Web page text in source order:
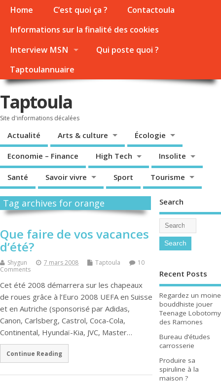
Home C’est quoi ça ?
Contactoula
Informations sur la finalité des cookies
Interview MSN
Qui poste quoi ?
Taptoulannuaire
Taptoula
Site d'informations décalées
Actualité Arts & culture Écologie
Economie – Finance High Tech Insolite
Santé Savoir vivre Sport Tourisme
Tag archives for orange
Que faire de vos vacances
d’été?
Shygun 7 mars 2008 Taptoula
10
Comments
Cet été 2008 démarrera sur les chapeaux
de roues grâce à l’Euro 2008 UEFA en Suisse
et en Autriche (sponsorisé par Adidas,
Canon, Carlsberg, Castrol, Coca-Cola,
Continental, Hyundaï-Kia, JVC, Master…
Continue Reading
Search
Recent Posts
Regardez un moine
bouddhiste jouer
Teenage Lobotomy
des Ramones
Bureau d’études
carrosserie
Produire sa
spiruline à la
maison ?